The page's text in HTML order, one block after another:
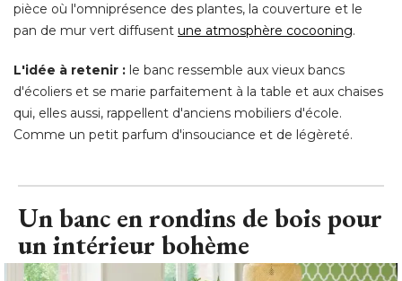
pièce où l'omniprésence des plantes, la couverture et le
pan de mur vert diffusent une atmosphère cocooning.
L'idée à retenir : le banc ressemble aux vieux bancs
d'écoliers et se marie parfaitement à la table et aux chaises
qui, elles aussi, rappellent d'anciens mobiliers d'école.
Comme un petit parfum d'insouciance et de légèreté.
Un banc en rondins de bois pour
un intérieur bohème